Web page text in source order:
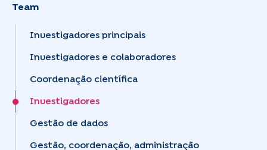
Team
Investigadores principais
Investigadores e colaboradores
Coordenação científica
Investigadores
Gestão de dados
Gestão, coordenação, administração